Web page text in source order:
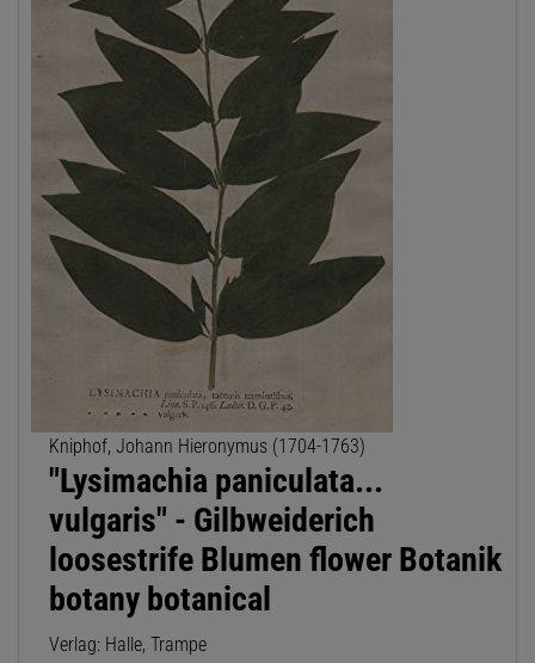
Kniphof, Johann Hieronymus (1704-1763)
"Lysimachia paniculata...
vulgaris" - Gilbweiderich
loosestrife Blumen flower Botanik
botany botanical
Verlag: Halle, Trampe